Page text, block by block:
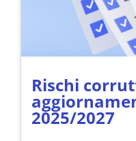
Rischi
2025/2027